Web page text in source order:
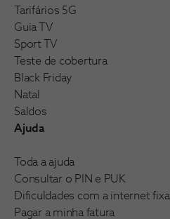
Tarifários 5G
Guia TV
Sport TV
Teste de cobertura
Black Friday
Natal
Saldos
Ajuda
Toda a ajuda
Consultar o PIN e PUK
Dificuldades com a internet fixa
Pagar a minha fatura